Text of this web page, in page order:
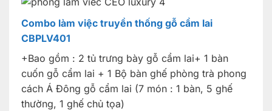
Combo làm việc truyền thống gỗ cẩm lai
CBPLV401
+Bao gồm : 2 tủ trưng bày gỗ cẩm lai+ 1 bàn
cuốn gỗ cẩm lai + 1 Bộ bàn ghế phòng trà phong
cách Á Đông gỗ cẩm lai (7 món : 1 bàn, 5 ghế
thường, 1 ghế chủ tọa)